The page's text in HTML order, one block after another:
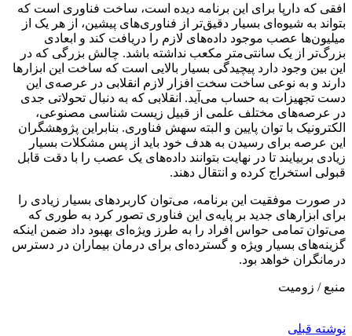
افقی که دارپا برای این برنامه دیده است، ساخت فناوری است که
بتواند به شیوه‌‌‌ای بسیار دقیق‌تر از فناوری‌‌‌های پیشین، از هر یک از
میلیون‌‌‌ها عصب موجود داده‌‌‌های لازم را دریافت کند و ابعادی
بزرگ‌تر از یک سانتی‌متر مکعب نداشته باشد. چالش بزرگی که در
این بین وجود دارد پیچیدگی بسیار بالایی است که ساخت این ابزارها
دارند و به نوعی ساخت سخت افزار لازم انقلابی در عرصه‌‌‌ی این
دست تجهیزات به حساب می‌‌آید. انقلابی که به دنبال تحولاتی جدی
در عرصه‌‌‌های مختلف علمی از قبیل زیست شناسی مصنوعی،
الکترونیک با توان پایین و البته سهش فناوری. بنابراین پژوهشگران
این عرصه برای رسیدن به هدف خود باید از پس مشکلات بسیار
زیادی بربیایند تا در نهایت بتوانند داده‌‌‌های یک عصب را با دقت قابل
قبولی استخراج کرده و انتقال دهند.
در صورت موفقیت این برنامه، می‌‌توان کاربردهای بسیار زیادی را
برای ابزارهای جدید بر پایه‌‌‌ی این فناوری تصور کرد به طوری که
می‌‌توان تمامی حواس افراد را به طرز ویژه‌‌‌ای بهبود داد ضمن اینکه
گزینه‌‌‌های بسیار ویژه و گسترده‌‌‌ای برای درمان بیماران در دسترس
درمانگران خواهد بود.
منبع / زومیت
نوشته قبلی